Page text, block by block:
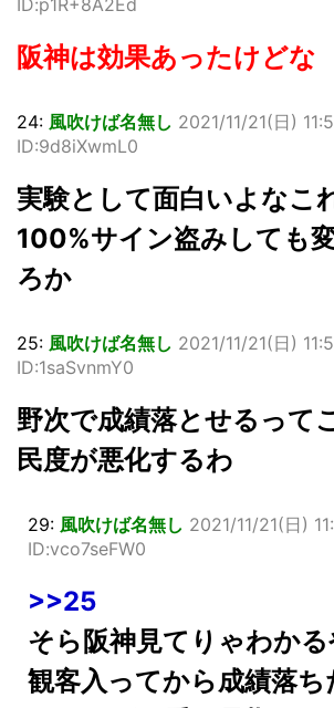
阪神は効果あったけどな
24: 風吹けば名無し 2021/11/21(日)
ID:9d8iXwmL0
実験として面白いよなこ
100%サイン盗みしても
ろか
25: 風吹けば名無し 2021/11/21(日)
ID:1saSvnmY0
野次で成績落とせるって
民度が悪化するわ
29: 風吹けば名無し 2021/11/21(日)
ID:vco7seFW0
>>25
そら阪神見てりゃわかる
観客入ってから成績落ち